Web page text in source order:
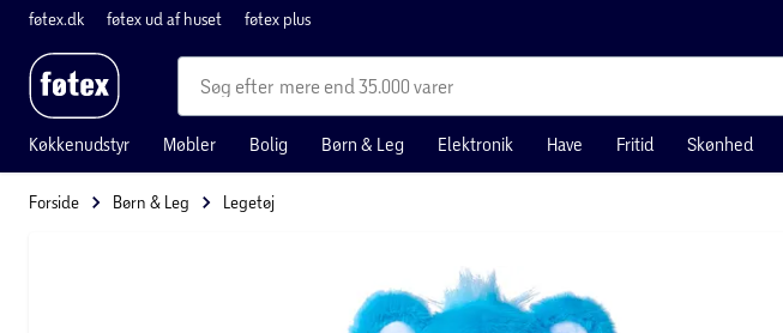
føtex.dk føtex ud af huset føtex plus
mere end 35.000 varer
Køkkenudstyr Møbler Bolig Børn & Leg Elektronik Have Fritid Skønhed
Forside Børn & Leg Legetøj